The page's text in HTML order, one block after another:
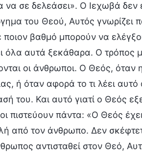
να σε δελεάσει». Ο Ιεχωβά δεν
του Θεού, Αυτός γνωρίζει
ποιον βαθμό μπορούν να
όλα αυτά ξεκάθαρα. Ο τρόπος
οι άνθρωποι. Ο Θεός, όταν
ή όταν αφορά το τι λέει
του. Και αυτό γιατί ο Θεός
πιστεύουν πάντα: «Ο Θεός
από τον άνθρωπο. Δεν
αντισταθεί στον Θεό,